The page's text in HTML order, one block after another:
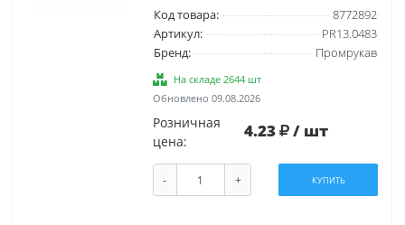
Код товара:
8772892
Артикул:
PR13.0483
Бренд:
Промрукав
На складе 2644 шт
Обновлено 09.08.2026
Розничная
цена:
4.23 / шт
- + КУПИТЬ